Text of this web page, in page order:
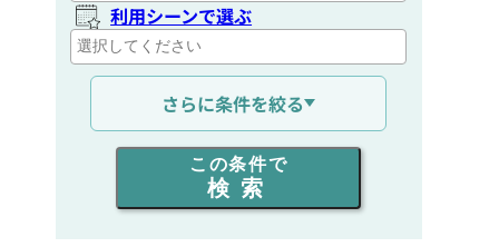
利用シーンで選ぶ
通信距離を選ぶ
出力を選ぶ
同時通話人数を選ぶ
さらに条件を絞る
この条件で
検索